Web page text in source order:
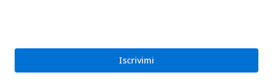
Iscrivimi